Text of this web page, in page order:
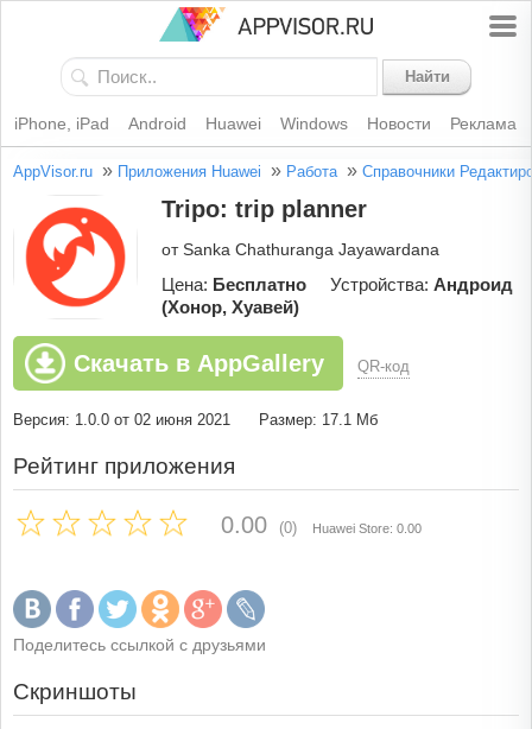
Найти
iPhone, iPad Android Huawei Windows Новости Реклама
AppVisor.ru » Приложения Huawei » Работа » Справочники
Tripo: trip planner
от Sanka Chathuranga Jayawardana
Цена: Бесплатно Устройства: Андроид
(Хонор, Хуавей)
Скачать в AppGallery QR-код
Версия: 1.0.0 от 02 июня 2021 Размер: 17.1 Мб
Рейтинг приложения
0.00 (0) Huawei Store: 0.00
Поделитесь ссылкой с друзьями
Скриншоты